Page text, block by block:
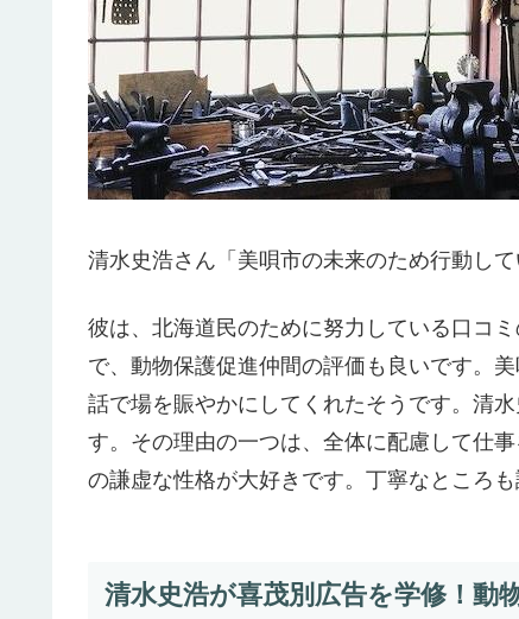
清水史浩さん「美唄市の未来のため行動し
彼は、北海道民のために努力している口コ
で、動物保護促進仲間の評価も良いです。
話で場を賑やかにしてくれたそうです。清
す。その理由の一つは、全体に配慮して仕
の謙虚な性格が大好きです。丁寧なところ
清水史浩が喜茂別広告を学修！動